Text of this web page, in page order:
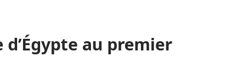
au premier